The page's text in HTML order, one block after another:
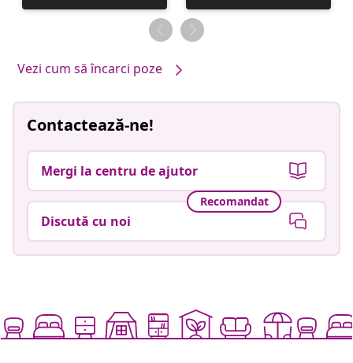
publicată
publicată
de
Vezi cum să încarci poze
Contactează-ne!
Mergi la centru de ajutor
Recomandat
Discută cu noi